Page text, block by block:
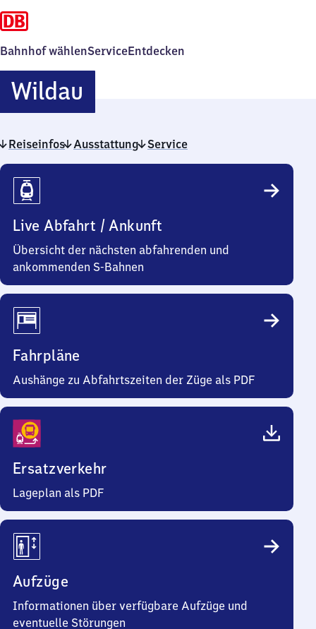
Bahnhof wählenServiceEntdecken
Wildau
Reiseinfos Ausstattung Service
Reiseinfos
Live Abfahrt / Ankunft
Übersicht der nächsten abfahrenden und
ankommenden S-Bahnen
Fahrpläne
Aushänge zu Abfahrtszeiten der Züge als PDF
Ersatzverkehr
Lageplan als PDF
Aufzüge
Informationen über verfügbare Aufzüge und
eventuelle Störungen